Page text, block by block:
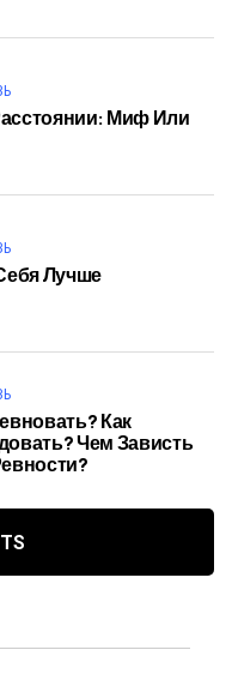
Миф Или
Лучше
Как
Чем Зависть